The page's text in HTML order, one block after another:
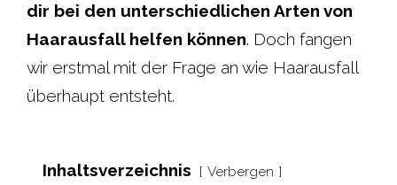
dir bei den unterschiedlichen Arten von
Haarausfall helfen können. Doch fangen
wir erstmal mit der Frage an wie Haarausfall
überhaupt entsteht.
Inhaltsverzeichnis Verbergen